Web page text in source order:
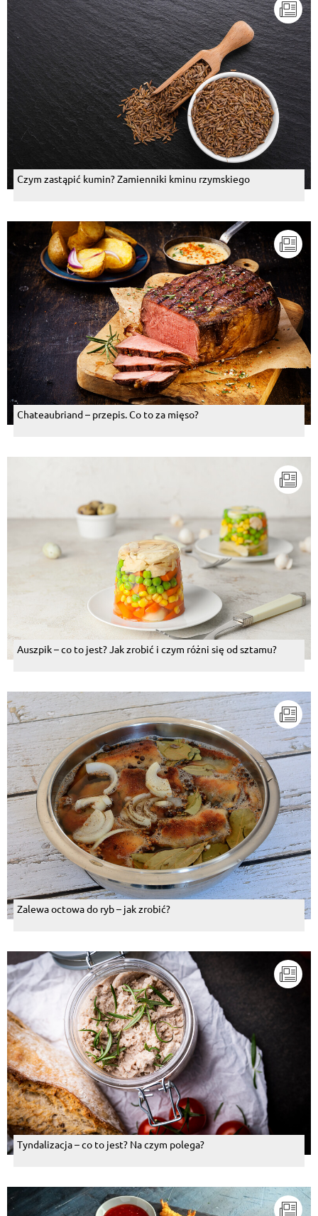
Czym zastąpić kumin? Zamienniki kminu rzymskiego
Chateaubriand – przepis. Co to za mięso?
Auszpik – co to jest? Jak zrobić i czym różni się od sztamu?
Zalewa octowa do ryb – jak zrobić?
Tyndalizacja – co to jest? Na czym polega?